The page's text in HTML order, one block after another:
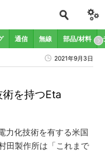
通信 無線 部品/材料
2021年9月3日
を持つEta
力化技術を有する米国
田製作所は「これまで